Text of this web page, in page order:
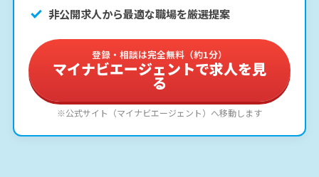
非公開求人から最適な職場を厳選提案
登録・相談は完全無料（約1分）
マイナビエージェントで求人を見
る
※公式サイト（マイナビエージェント）へ移動します